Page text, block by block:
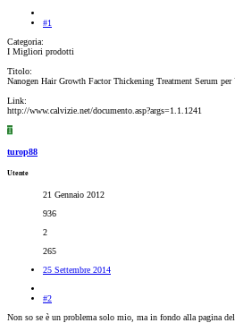
#1
Categoria:
I Migliori prodotti
Titolo:
Nanogen Hair Growth Factor Thickening Treatment Serum per
Link:
http://www.calvizie.net/documento.asp?args=1.1.1241
T
turop88
Utente
21 Gennaio 2012
936
2
265
25 Settembre 2014
#2
Non so se è un problema solo mio, ma in fondo alla pagina